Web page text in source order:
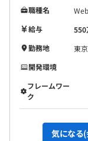
職種名
給与
550
勤務地
東
開発環境
フレームワー
ク
気になる